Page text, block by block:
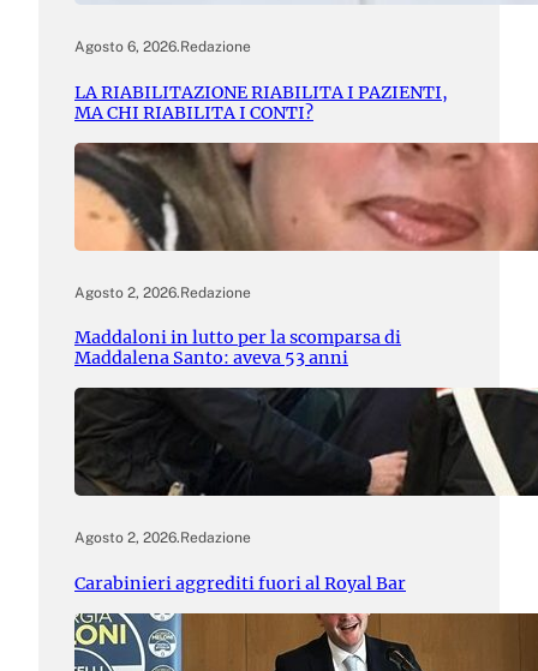
Agosto 6, 2026.Redazione
LA RIABILITAZIONE RIABILITA I PAZIENTI,
MA CHI RIABILITA I CONTI?
Agosto 2, 2026.Redazione
Maddaloni in lutto per la scomparsa di
Maddalena Santo: aveva 53 anni
Agosto 2, 2026.Redazione
Carabinieri aggrediti fuori al Royal Bar